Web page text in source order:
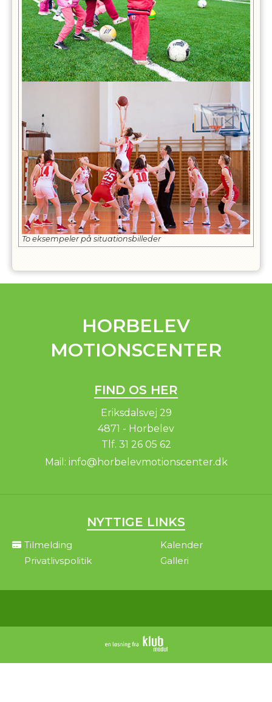
To eksempeler på situationsbilleder
HORBELEV
MOTIONSCENTER
FIND OS HER
Eriksdalsvej 29
4871 - Horbelev
Tlf. 31 26 05 62
Mail: info@horbelevmotionscenter.dk
NYTTIGE LINKS
Tilmelding
Kalender
Privatlivspolitik
Galleri